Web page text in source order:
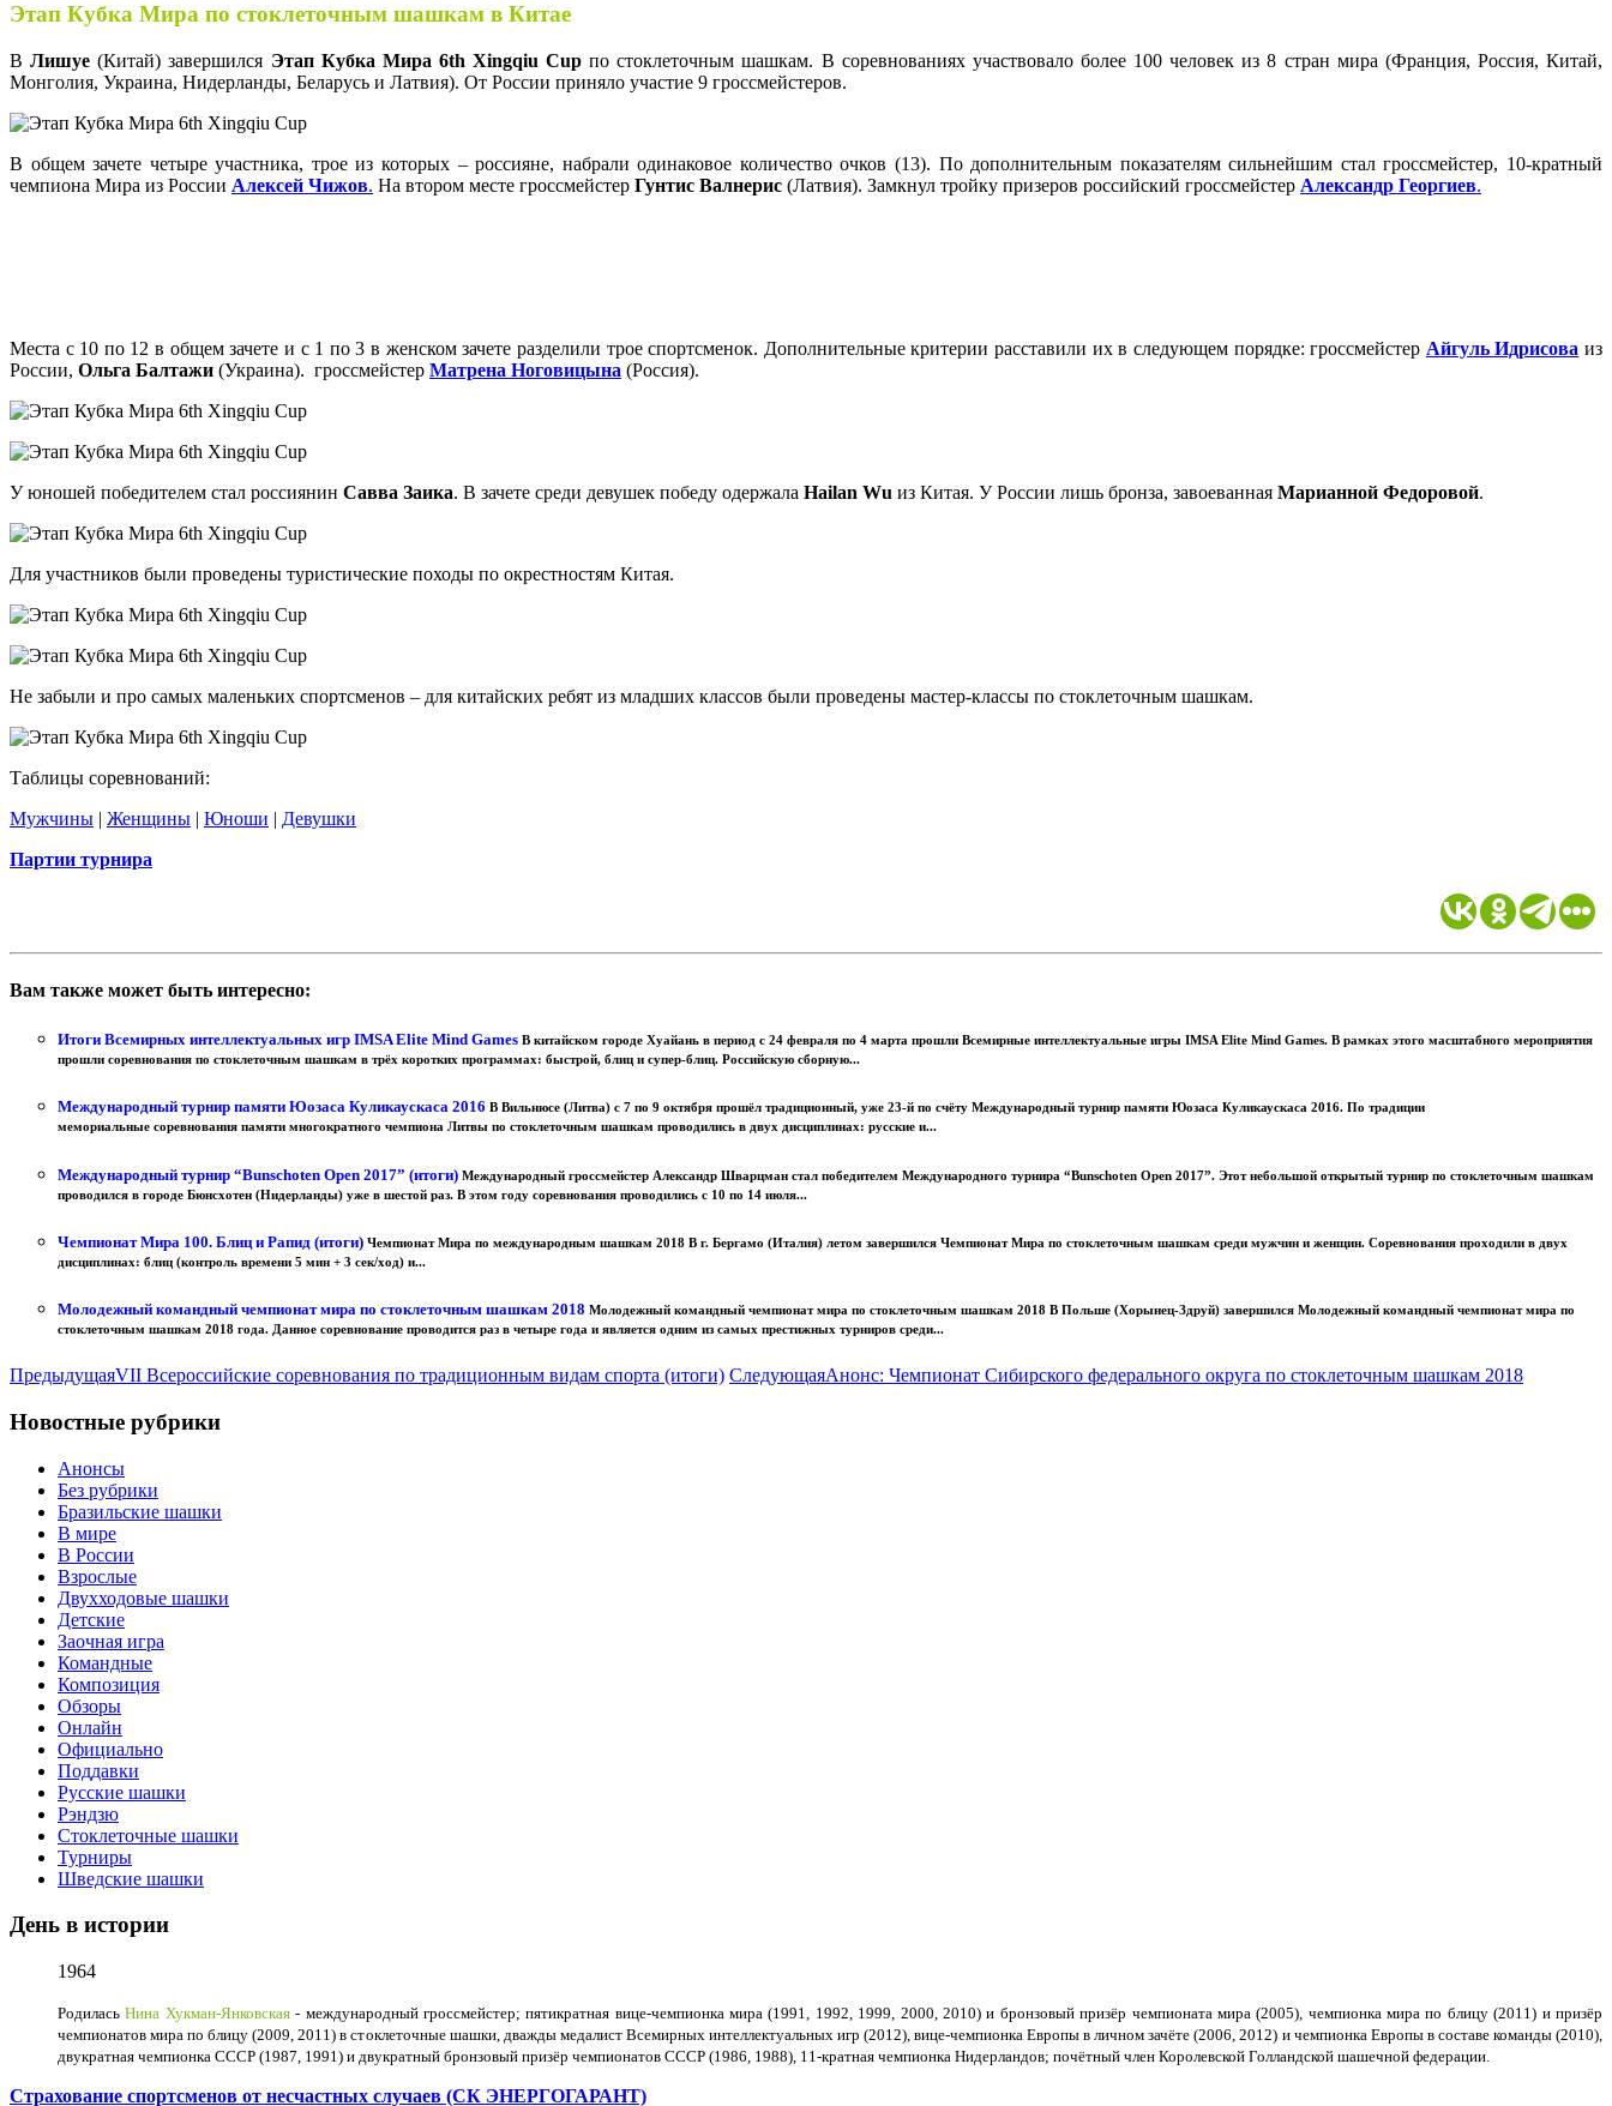
Этап Кубка Мира по стоклеточным шашкам в Китае
ВЛишуе (Китай) завершился Этап Кубка Мира 6th Xingqiu Cup по стоклеточным шашкам. В соревнованиях участвовало более 100 человек из 8 стран мира (Франция, Россия, Китай,
Монголия, Украина, Нидерланды, Беларусь и Латвия). От России приняло участие 9 гроссмейстеров.
В общем зачете четыре участника, трое из которых – россияне, набрали одинаковое количество очков (13). По дополнительным показателям сильнейшим стал гроссмейстер, 10-кратный
чемпиона Мира из России Алексей Чижов. На втором месте гроссмейстер Гунтис Валнерис (Латвия). Замкнул тройку призеров российский гроссмейстер Александр Георгиев.
Места с 10 по 12 в общем зачете и с 1 по 3 в женском зачете разделили трое спортсменок. Дополнительные критерии расставили их в следующем порядке: гроссмейстер Айгуль Идрисова из
России, Ольга Балтажи (Украина). гроссмейстер Матрена Ноговицына (Россия).
У юношей победителем стал россиянин Савва Заика. В зачете среди девушек победу одержала Hailan Wu из Китая. У России лишь бронза, завоеванная Марианной Федоровой.
Для участников были проведены туристические походы по окрестностям Китая.
Не забыли и про самых маленьких спортсменов – для китайских ребят из младших классов были проведены мастер-классы по стоклеточным шашкам.
Таблицы соревнований:
Мужчины | Женщины | Юноши | Девушки
Партии турнира
Вам также может быть интересно:
Итоги Всемирных интеллектуальных игр IMSA Elite Mind Games В китайском городе Хуайань в период с 24 февраля по 4 марта прошли Всемирные интеллектуальные игры IMSA Elite Mind Games. В рамках этого масштабного мероприятия
прошли соревнования по стоклеточным шашкам в трёх коротких программах: быстрой, блиц и супер-блиц. Российскую сборную...
Международный турнир памяти Юозаса Куликаускаса 2016 В Вильнюсе (Литва) с 7 по 9 октября прошёл традиционный, уже 23-й по счёту Международный турнир памяти Юозаса Куликаускаса 2016. По традиции
мемориальные соревнования памяти многократного чемпиона Литвы по стоклеточным шашкам проводились в двух дисциплинах: русские и...
Международный турнир “Bunschoten Open 2017” (итоги) Международный гроссмейстер Александр Шварцман стал победителем Международного турнира “Bunschoten Open 2017”. Этот небольшой открытый турнир по стоклеточным шашкам
проводился в городе Бюнсхотен (Нидерланды) уже в шестой раз. В этом году соревнования проводились с 10 по 14 июля...
Чемпионат Мира 100. Блиц и Рапид (итоги) Чемпионат Мира по международным шашкам 2018 В г. Бергамо (Италия) летом завершился Чемпионат Мира по стоклеточным шашкам среди мужчин и женщин. Соревнования проходили в двух
дисциплинах: блиц (контроль времени 5 мин + 3 сек/ход) и...
Молодежный командный чемпионат мира по стоклеточным шашкам 2018 Молодежный командный чемпионат мира по стоклеточным шашкам 2018 В Польше (Хорынец-Здруй) завершился Молодежный командный чемпионат мира по
стоклеточным шашкам 2018 года. Данное соревнование проводится раз в четыре года и является одним из самых престижных турниров среди...
ПредыдущаяVII Всероссийские соревнования по традиционным видам спорта (итоги) СледующаяАнонс: Чемпионат Сибирского федерального округа по стоклеточным шашкам 2018
Новостные рубрики
Анонсы
Без рубрики
Бразильские шашки
В мире
В России
Взрослые
Двухходовые шашки
Детские
Заочная игра
Командные
Композиция
Обзоры
Онлайн
Официально
Поддавки
Русские шашки
Рэндзю
Стоклеточные шашки
Турниры
Шведские шашки
День в истории
1964
РодиласьНина Хукман-Янковская- международный гроссмейстер; пятикратная вице-чемпионка мира (1991, 1992, 1999, 2000, 2010) и бронзовый призёр чемпионата мира (2005), чемпионка мира по блицу (2011) и призёр
чемпионатов мира по блицу (2009, 2011) в стоклеточные шашки, дважды медалист Всемирных интеллектуальных игр (2012), вице-чемпионка Европы в личном зачёте (2006, 2012) и чемпионка Европы в составе команды (2010),
двукратная чемпионка СССР (1987, 1991) и двукратный бронзовый призёр чемпионатов СССР (1986, 1988), 11-кратная чемпионка Нидерландов; почётный член Королевской Голландской шашечной федерации.
Страхование спортсменов от несчастных случаев (СК ЭНЕРГОГАРАНТ)